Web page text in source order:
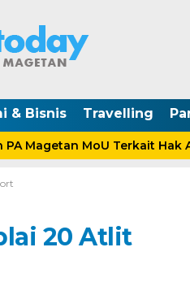
& Bisnis Travelling
Magetan MoU Terkait Hak
20 Atlit